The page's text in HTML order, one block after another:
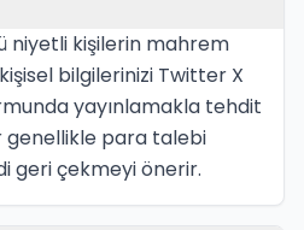
niyetli kişilerin mahrem
bilgilerinizi Twitter X
yayınlamakla tehdit
genellikle para talebi
geri çekmeyi önerir.